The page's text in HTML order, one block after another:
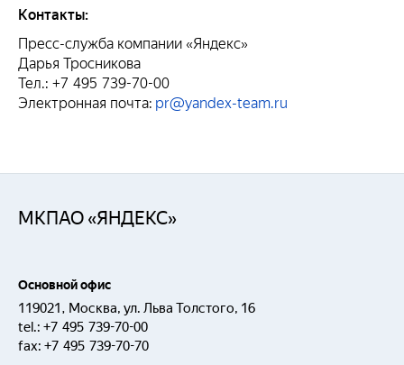
Контакты:
Пресс-служба компании «Яндекс»
Дарья Тросникова
Тел.: +7 495 739-70-00
Электронная почта: pr@yandex-team.ru
МКПАО «ЯНДЕКС»
Основной офис
119021, Москва, ул. Льва Толстого, 16
tel.: +7 495 739-70-00
fax: +7 495 739-70-70